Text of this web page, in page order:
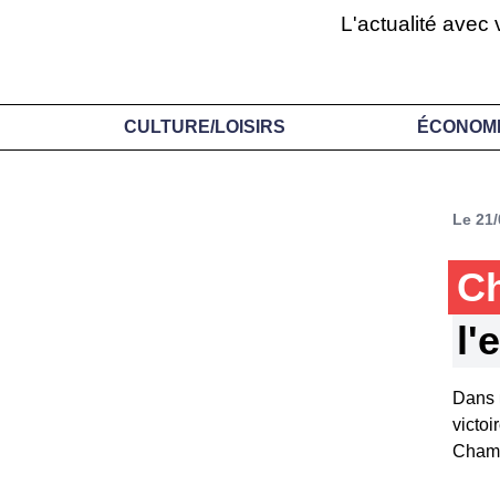
L'actualité avec
CULTURE/LOISIRS
Le
Dans